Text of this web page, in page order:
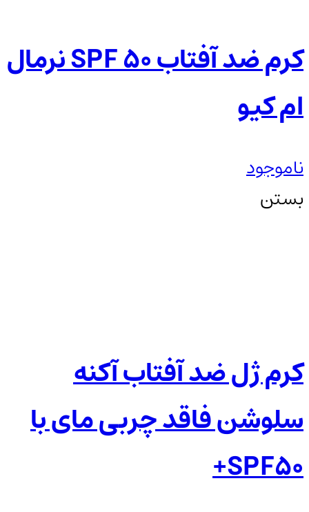
کرم ضد آفتاب SPF 50 نرمال
ام کیو
ناموجود
بستن
کرم ژل ضد آفتاب آکنه
سلوشن فاقد چربی مای با
SPF50+